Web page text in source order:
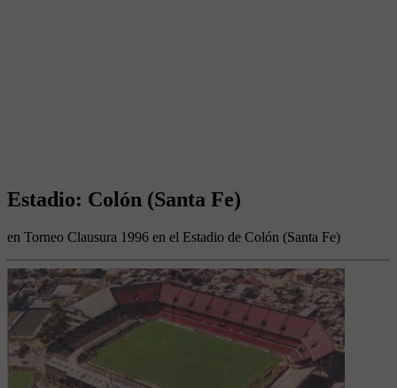
Estadio: Colón (Santa Fe)
en Torneo Clausura 1996 en el Estadio de Colón (Santa Fe)